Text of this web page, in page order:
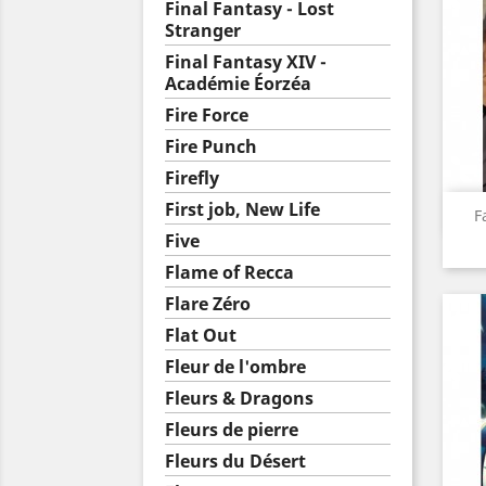
Final Fantasy - Lost
Stranger
Final Fantasy XIV -
Académie Éorzéa
Fire Force
Fire Punch
Firefly
First job, New Life
Five
Flame of Recca
Flare Zéro
Flat Out
Fleur de l'ombre
Fleurs & Dragons
Fleurs de pierre
Fleurs du Désert